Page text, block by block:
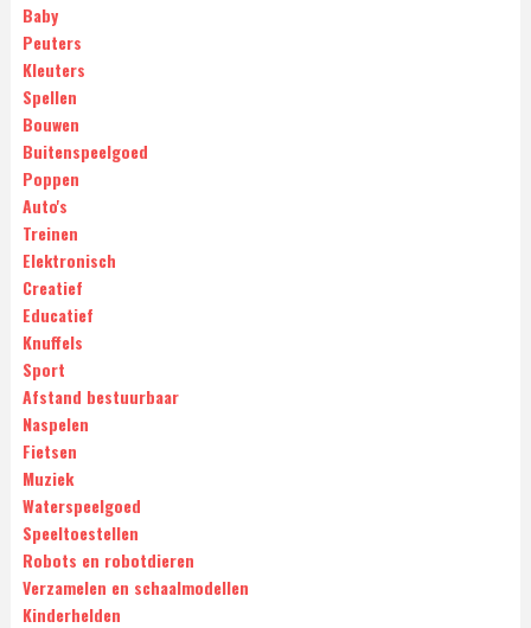
Baby
Peuters
Kleuters
Spellen
Bouwen
Buitenspeelgoed
Poppen
Auto's
Treinen
Elektronisch
Creatief
Educatief
Knuffels
Sport
Afstand bestuurbaar
Naspelen
Fietsen
Muziek
Waterspeelgoed
Speeltoestellen
Robots en robotdieren
Verzamelen en schaalmodellen
Kinderhelden